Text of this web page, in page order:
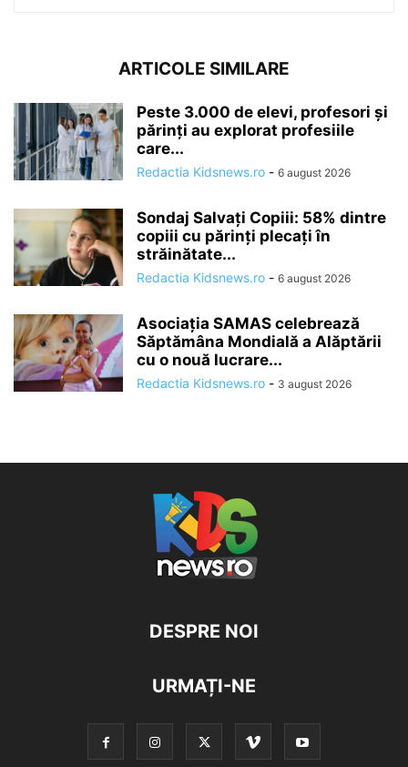
ARTICOLE SIMILARE
Peste 3.000 de elevi, profesori și
părinți au explorat profesiile
care...
Redactia Kidsnews.ro - 6 august 2026
Sondaj Salvați Copiii: 58% dintre
copiii cu părinți plecați în
străinătate...
Redactia Kidsnews.ro - 6 august 2026
Asociația SAMAS celebrează
Săptămâna Mondială a Alăptării
cu o nouă lucrare...
Redactia Kidsnews.ro - 3 august 2026
DESPRE NOI
URMAȚI-NE